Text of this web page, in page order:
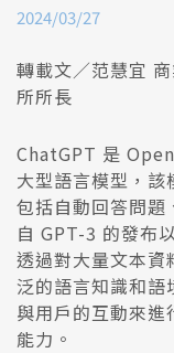
2024/03/27
轉載文／范慧宜
所所長
ChatGPT 是
大型語言模型，該
包括自動回答問
自 GPT-3 的發布
透過對大量文本資
泛的語言知識和
與用戶的互動來
能力。